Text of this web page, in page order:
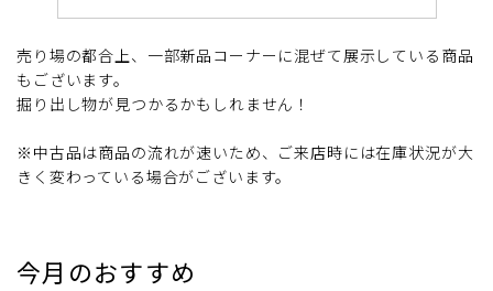
売り場の都合上、一部新品コーナーに混ぜて展示している商品
もございます。
掘り出し物が見つかるかもしれません！
※中古品は商品の流れが速いため、ご来店時には在庫状況が大
きく変わっている場合がございます。
今月のおすすめ